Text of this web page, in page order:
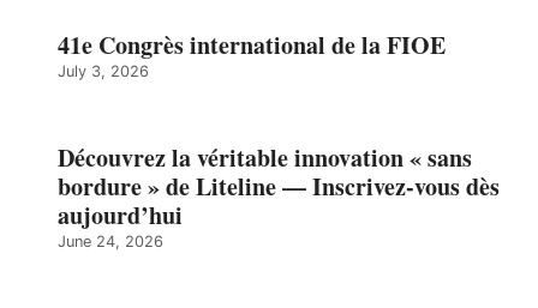
41e Congrès international de la FIOE
July 3, 2026
Découvrez la véritable innovation « sans
bordure » de Liteline — Inscrivez-vous dès
aujourd’hui
June 24, 2026